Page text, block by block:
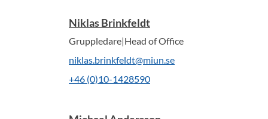
Niklas Brinkfeldt
Gruppledare|Head of Office
niklas.brinkfeldt@miun.se
+46 (0)10-1428590